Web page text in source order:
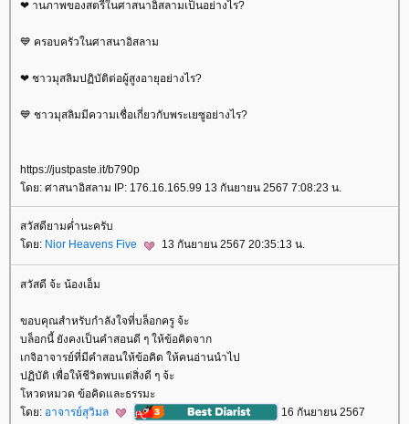
❤ านภาพของสตรีในศาสนาอิสลามเป็นอย่างไร?
💙 ครอบครัวในศาสนาอิสลาม
❤ ชาวมุสลิมปฏิบัติต่อผู้สูงอายุอย่างไร?
💙 ชาวมุสลิมมีความเชื่อเกี่ยวกับพระเยซูอย่างไร?
https://justpaste.it/b790p
ดย: ศาสนาอิสลาม IP: 176.16.165.99 13 กันยายน 2567 7:08:23 น.
สวัสดียามค่ำนะครับ
ดย: Nior Heavens Five 13 กันยายน 2567 20:35:13 น.
สวัสดี จ้ะ น้องเอ็ม
ขอบคุณสำหรับกำลังใจที่บล็อกครู จ้ะ
บล็อกนี้ ยังคงเป็นคำสอนดี ๆ ให้ข้อคิดจาก
เกจิอาจารย์ที่มีคำสอนให้ข้อคิด ให้คนอ่านนำไป
ปฏิบัติ เพื่อให้ชีวิตพบแต่สิ่งดี ๆ จ้ะ
หวดหมวด ข้อคิดและธรรมะ
ดย: อาจารย์สุวิมล
16 กันยายน 2567